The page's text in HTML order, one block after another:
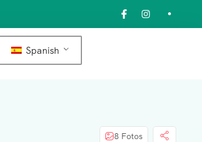
Spanish
8 Fotos